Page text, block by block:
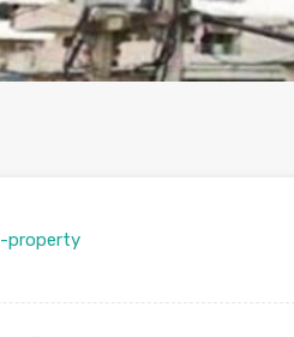
property